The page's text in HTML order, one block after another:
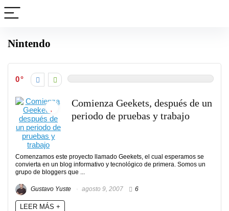
Nintendo
0
Comienza Geekets, después de un
periodo de pruebas y trabajo
Comenzamos este proyecto llamado Geekets, el cual esperamos se
convierta en un blog informativo y tecnológico de primera. Somos un
grupo de bloggers que ...
Gustavo Yuste agosto 9, 2007 6
LEER MÁS +